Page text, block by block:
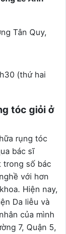
Tân Quy,
(thứ hai
tóc giỏi ở
rụng tóc
bác sĩ
trong số bác
với hơn
Hiện nay,
Da liễu và
của mình
7, Quận 5,